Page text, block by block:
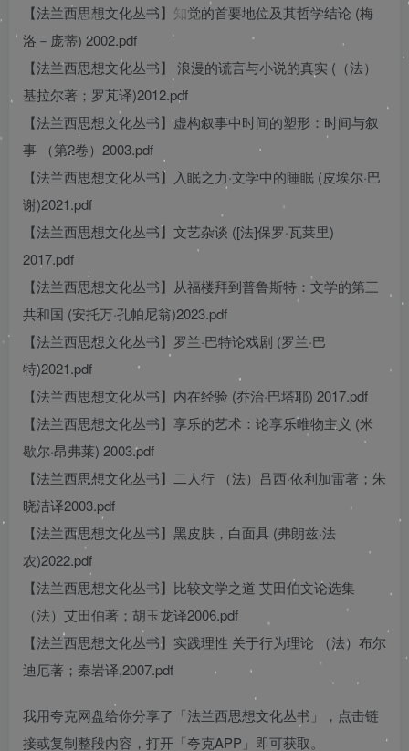
【法兰西思想文化丛书】知觉的首要地位及其哲学结论 (梅
洛－庞蒂) 2002.pdf
【法兰西思想文化丛书】 浪漫的谎言与小说的真实 (（法）
基拉尔著；罗芃译)2012.pdf
【法兰西思想文化丛书】虚构叙事中时间的塑形：时间与叙
事 （第2卷）2003.pdf
【法兰西思想文化丛书】入眠之力·文学中的睡眠 (皮埃尔·巴
谢)2021.pdf
【法兰西思想文化丛书】文艺杂谈 ([法]保罗·瓦莱里)
2017.pdf
【法兰西思想文化丛书】从福楼拜到普鲁斯特：文学的第三
共和国 (安托万·孔帕尼翁)2023.pdf
【法兰西思想文化丛书】罗兰·巴特论戏剧 (罗兰·巴
特)2021.pdf
【法兰西思想文化丛书】内在经验 (乔治·巴塔耶) 2017.pdf
【法兰西思想文化丛书】享乐的艺术：论享乐唯物主义 (米
歇尔·昂弗莱) 2003.pdf
【法兰西思想文化丛书】二人行 （法）吕西·依利加雷著；朱
晓洁译2003.pdf
【法兰西思想文化丛书】黑皮肤，白面具 (弗朗兹·法
农)2022.pdf
【法兰西思想文化丛书】比较文学之道 艾田伯文论选集
（法）艾田伯著；胡玉龙译2006.pdf
【法兰西思想文化丛书】实践理性 关于行为理论 （法）布尔
迪厄著；秦岩译,2007.pdf
我用夸克网盘给你分享了「法兰西思想文化丛书」，点击链
接或复制整段内容，打开「夸克APP」即可获取。